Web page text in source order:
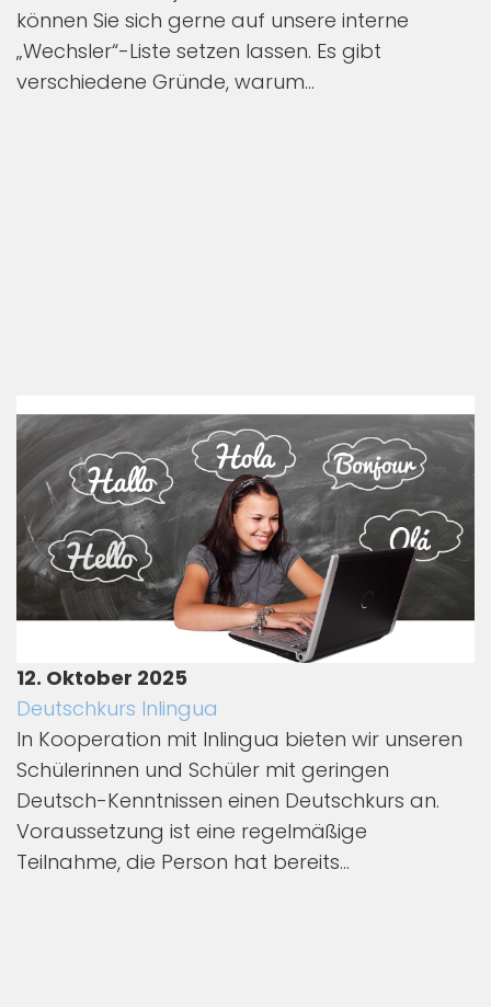
können Sie sich gerne auf unsere interne
„Wechsler“-Liste setzen lassen. Es gibt
verschiedene Gründe, warum...
12. Oktober 2025
Deutschkurs Inlingua
In Kooperation mit Inlingua bieten wir unseren
Schülerinnen und Schüler mit geringen
Deutsch-Kenntnissen einen Deutschkurs an.
Voraussetzung ist eine regelmäßige
Teilnahme, die Person hat bereits...